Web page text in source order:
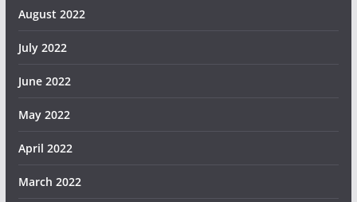
August 2022
July 2022
June 2022
May 2022
April 2022
March 2022